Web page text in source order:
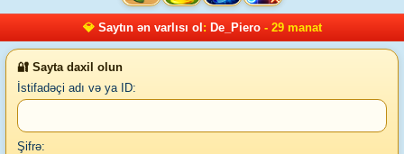
💎 Saytın ən varlısı ol : De_Piero- 29 manat
🔐 Sayta daxil olun
İstifadəçi adı və ya ID:
Şifrə: